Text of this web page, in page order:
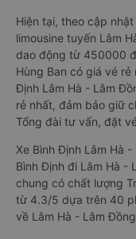
Hiện tại, theo cập
limousine tuyến Lâm
dao động từ 450000
Hùng Ban có giá vé
Định Lâm Hà - Lâm
rẻ nhất, đảm bảo giữ
Tổng đài tư vấn, đặt
Xe Bình Định Lâm Hà
Bình Định đi Lâm Hà -
chung có chất lượng
từ 4.3/5 dựa trên 40
về Lâm Hà - Lâm